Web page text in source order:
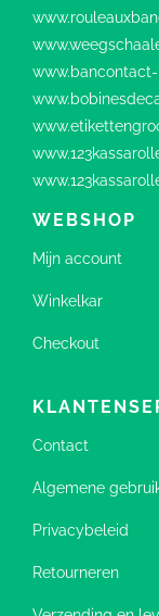
WEBSHOP
Mijn account
Winkelkar
Checkout
Contact
Algemene
Privacybeleid
Retourneren